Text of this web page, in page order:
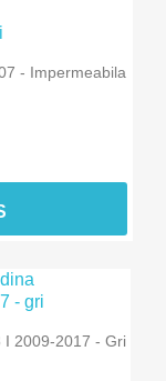
- Impermeabila
I 2009-2017 - Gri